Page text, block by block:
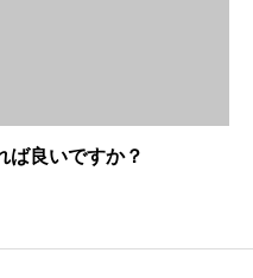
ば良いですか？